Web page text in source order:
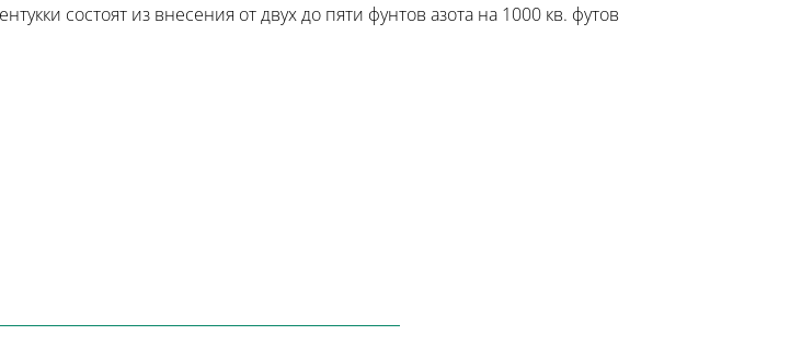
состоят из внесения от двух до пяти фунтов азота на 1000 кв. футов